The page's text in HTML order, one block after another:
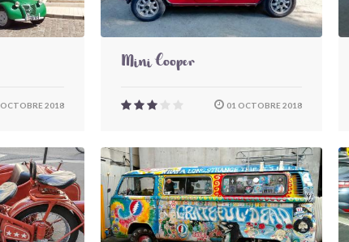
2018
Mini Cooper
01 OCTOBRE 2018